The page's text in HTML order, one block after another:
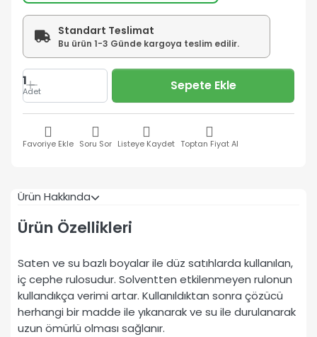
Standart Teslimat
Bu ürün 1-3 Günde kargoya teslim edilir.
1
Adet Sepete Ekle
Favoriye Ekle Soru Sor Listeye Kaydet Toptan Fiyat Al
Ürün Hakkında
Ürün Özellikleri
Saten ve su bazlı boyalar ile düz satıhlarda kullanılan,
iç cephe rulosudur. Solventten etkilenmeyen rulonun
kullandıkça verimi artar. Kullanıldıktan sonra çözücü
herhangi bir madde ile yıkanarak ve su ile durulanarak
uzun ömürlü olması sağlanır.